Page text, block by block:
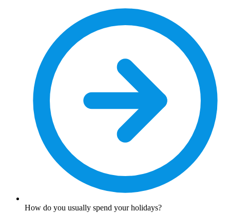
How do you usually spend your holidays?